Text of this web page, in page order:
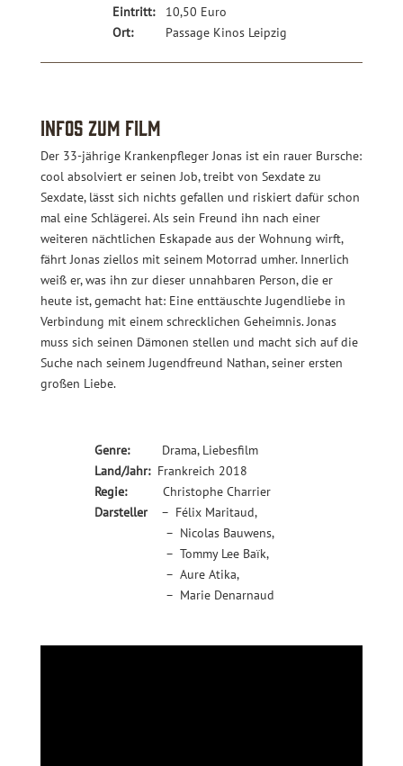
Eintritt:10,50 Euro
Ort:Passage Kinos Leipzig
Infos zum Film
Der 33-jährige Krankenpfleger Jonas ist ein rauer Bursche:
cool absolviert er seinen Job, treibt von Sexdate zu
Sexdate, lässt sich nichts gefallen und riskiert dafür schon
mal eine Schlägerei. Als sein Freund ihn nach einer
weiteren nächtlichen Eskapade aus der Wohnung wirft,
fährt Jonas ziellos mit seinem Motorrad umher. Innerlich
weiß er, was ihn zur dieser unnahbaren Person, die er
heute ist, gemacht hat: Eine enttäuschte Jugendliebe in
Verbindung mit einem schrecklichen Geheimnis. Jonas
muss sich seinen Dämonen stellen und macht sich auf die
Suche nach seinem Jugendfreund Nathan, seiner ersten
großen Liebe.
Genre:Drama, Liebesfilm
Land/Jahr:Frankreich 2018
Regie:Christophe Charrier
Darsteller– Félix Maritaud,
– Nicolas Bauwens,
– Tommy Lee Baïk,
– Aure Atika,
– Marie Denarnaud